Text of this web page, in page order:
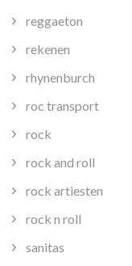
reggaeton
rekenen
rhynenburch
roc transport
rock
rock and roll
rock artiesten
rock n roll
sanitas